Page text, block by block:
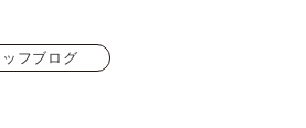
ッフブログ